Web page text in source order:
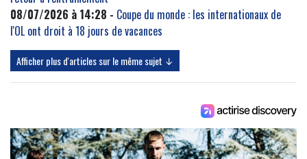
08/07/2026 à 14:28 - Coupe du monde : les internationaux de
l'OL ont droit à 18 jours de vacances
Afficher plus d'articles sur le même sujet ↓